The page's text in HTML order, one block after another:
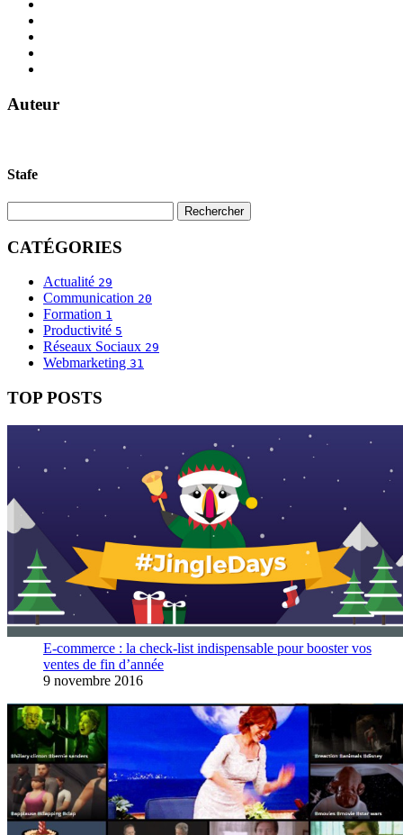
Auteur
Stafe
CATÉGORIES
Actualité 29
Communication 20
Formation 1
Productivité 5
Réseaux Sociaux 29
Webmarketing 31
TOP POSTS
E-commerce : la check-list indispensable pour booster vos
ventes de fin d’année
9 novembre 2016